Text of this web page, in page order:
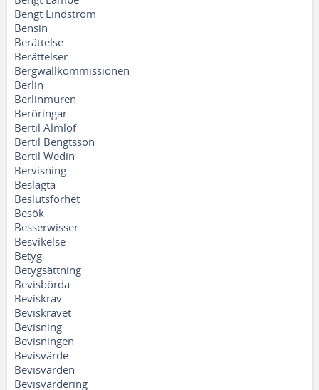
Bengt Lindström
Bensin
Berättelse
Berättelser
Bergwallkommissionen
Berlin
Berlinmuren
Beröringar
Bertil Almlöf
Bertil Bengtsson
Bertil Wedin
Bervisning
Beslagta
Beslutsförhet
Besök
Besserwisser
Besvikelse
Betyg
Betygsättning
Bevisbörda
Beviskrav
Beviskravet
Bevisning
Bevisningen
Bevisvärde
Bevisvärden
Bevisvärdering